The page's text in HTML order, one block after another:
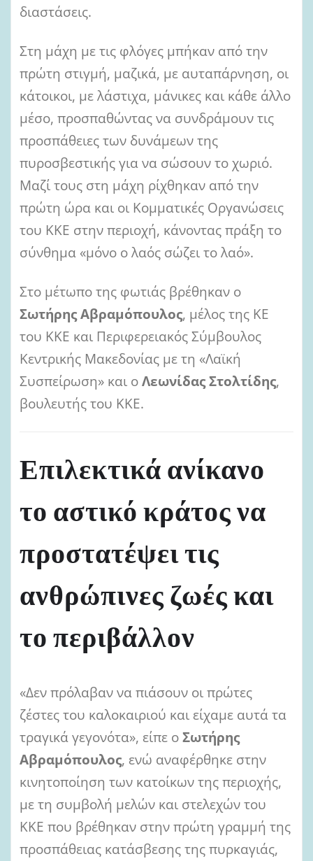
διαστάσεις.
Στη μάχη με τις φλόγες μπήκαν από την
πρώτη στιγμή, μαζικά, με αυταπάρνηση, οι
κάτοικοι, με λάστιχα, μάνικες και κάθε άλλο
μέσο, προσπαθώντας να συνδράμουν τις
προσπάθειες των δυνάμεων της
πυροσβεστικής για να σώσουν το χωριό.
Μαζί τους στη μάχη ρίχθηκαν από την
πρώτη ώρα και οι Κομματικές Οργανώσεις
του ΚΚΕ στην περιοχή, κάνοντας πράξη το
σύνθημα «μόνο ο λαός σώζει το λαό».
Στο μέτωπο της φωτιάς βρέθηκαν ο
Σωτήρης Αβραμόπουλος, μέλος της ΚΕ
του ΚΚΕ και Περιφερειακός Σύμβουλος
Κεντρικής Μακεδονίας με τη «Λαϊκή
Συσπείρωση» και οΛεωνίδας Στολτίδης,
βουλευτής του ΚΚΕ.
Επιλεκτικά ανίκανο
το αστικό κράτος να
προστατέψει τις
ανθρώπινες ζωές και
το περιβάλλον
«Δεν πρόλαβαν να πιάσουν οι πρώτες
ζέστες του καλοκαιριού και είχαμε αυτά τα
τραγικά γεγονότα», είπε οΣωτήρης
Αβραμόπουλος, ενώ αναφέρθηκε στην
κινητοποίηση των κατοίκων της περιοχής,
με τη συμβολή μελών και στελεχών του
ΚΚΕ που βρέθηκαν στην πρώτη γραμμή της
προσπάθειας κατάσβεσης της πυρκαγιάς,